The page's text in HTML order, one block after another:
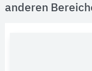
anderen